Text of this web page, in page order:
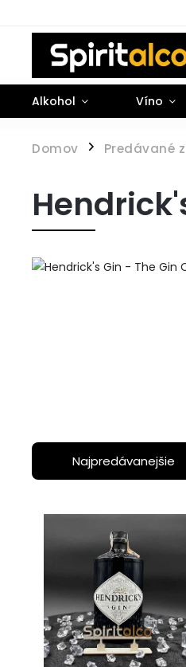
Alkohol Víno
Domov / Predávané
Najpredávanejšie